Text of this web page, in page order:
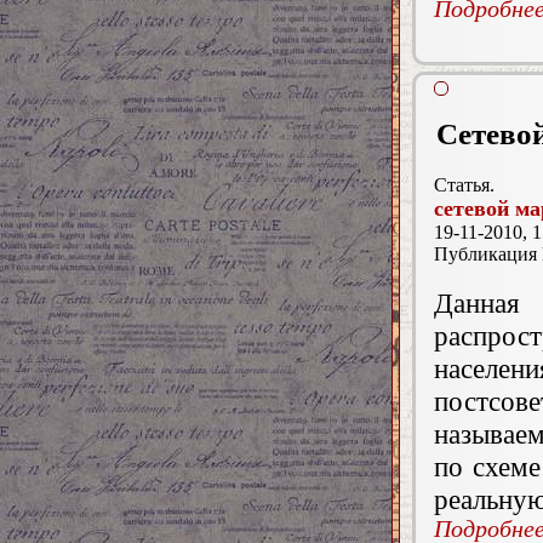
Статья.
сетевой
19-11-2010,
по